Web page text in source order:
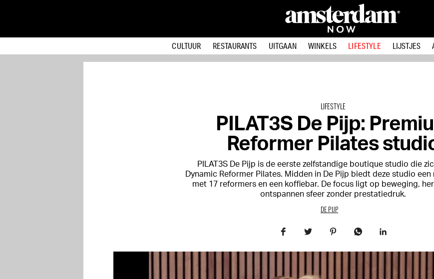
CULTUUR RESTAURANTS UITGAAN WINKELS LIFESTYLE LIJSTJES
LIFESTYLE
PILAT3S De Pijp:
Reformer Pilates
PILAT3S De Pijp is de eerste zelfstandige boutique studio die
Dynamic Reformer Pilates. Midden in De Pijp biedt deze studio
met 17 reformers en een koffiebar. De focus ligt op beweging,
ontspannen sfeer zonder prestatiedruk.
DE PIJP